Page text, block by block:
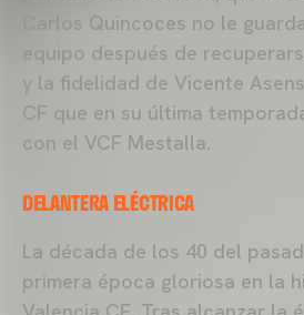
Carlos Quincoces no le
equipo después de
y la fidelidad de Vicente
CF que en su última
con el VCF Mestalla.
DELANTERA ELÉCTRICA
La década de los 40 del
primera época gloriosa en la